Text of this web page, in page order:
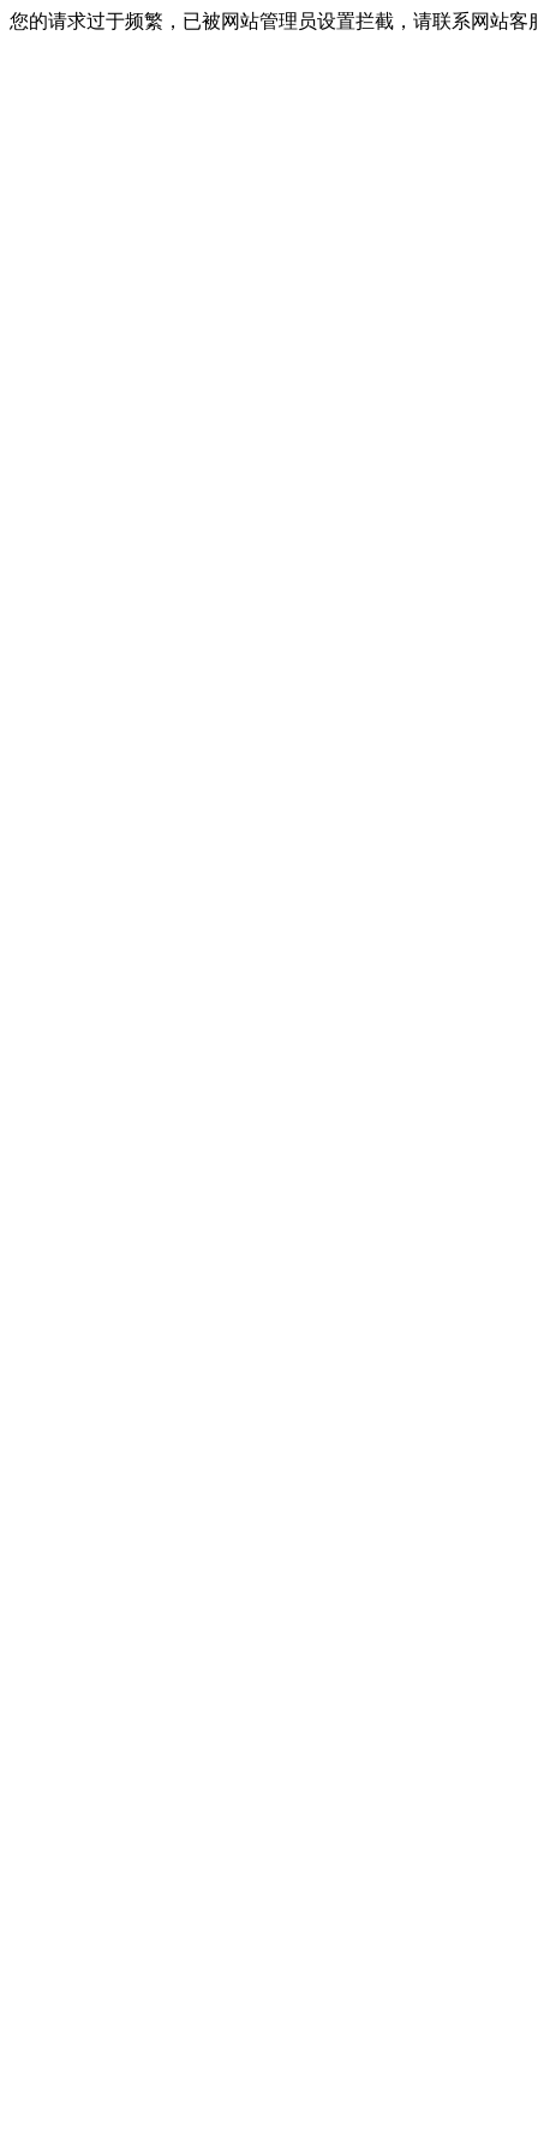
您的请求过于频繁，已被网站管理员设置拦截，请联系网站客